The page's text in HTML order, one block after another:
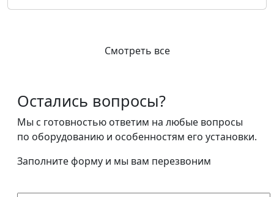
Смотреть все
Остались вопросы?
Мы с готовностью ответим на любые вопросы
по оборудованию и особенностям его установки.
Заполните форму и мы вам перезвоним